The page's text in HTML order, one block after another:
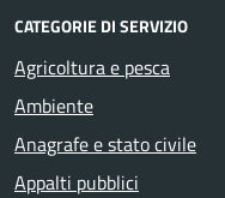
CATEGORIE DI SERVIZIO
Agricoltura e pesca
Ambiente
Anagrafe e stato civile
Appalti pubblici